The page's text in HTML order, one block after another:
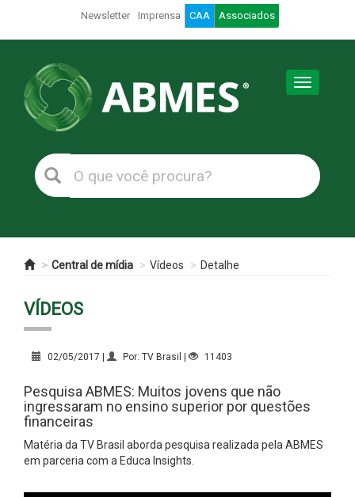
Newsletter Imprensa CAA Associados
Toggle
Central de mídia Vídeos Detalhe
VÍDEOS
02/05/2017 | Por: TV Brasil | 11403
Pesquisa ABMES: Muitos jovens que não
ingressaram no ensino superior por questões
financeiras
Matéria da TV Brasil aborda pesquisa realizada pela ABMES
em parceria com a Educa Insights.